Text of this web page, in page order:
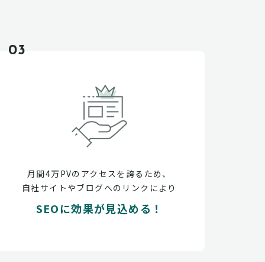
03
月間4万PVのアクセスを誇るため、
自社サイトやブログへのリンクにより
SEOに効果が見込める！